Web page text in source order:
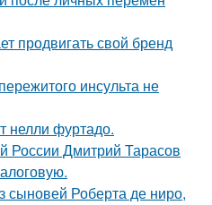
продвигать свой бренд
инсульта не
нелли фуртадо.
России Дмитрий Тарасов
сыновей Роберта де ниро,